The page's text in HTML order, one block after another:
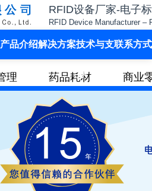
RFID设备厂家-电子
RFID Device Manufacturer –
产品介绍解决方案技术与支
持
联系方式
理 药品耗材
商业